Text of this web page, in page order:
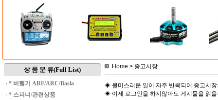
상 품 분 류(Full List)
· * 비행기 ARF/ARC/Basla
· * 스피너/관련상품
Home > 중고시장
◈ 불미스러운 일이 자주 반복되어 중고시
◈ 이제 로그인을 하지않아도 게시물을 읽